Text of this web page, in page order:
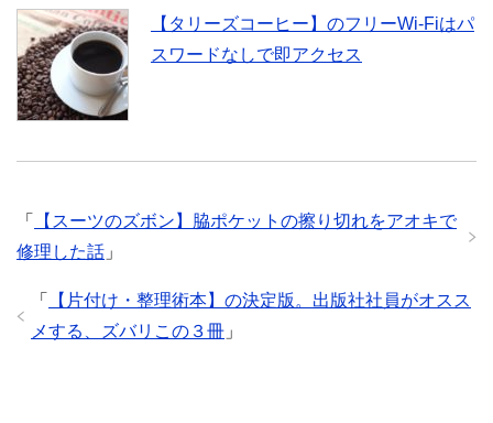
【タリーズコーヒー】のフリーWi-Fiはパ
スワードなしで即アクセス
「
【スーツのズボン】脇ポケットの擦り切れをアオキで
修理した話 」
「
【片付け・整理術本】の決定版。出版社社員がオスス
メする、ズバリこの３冊 」